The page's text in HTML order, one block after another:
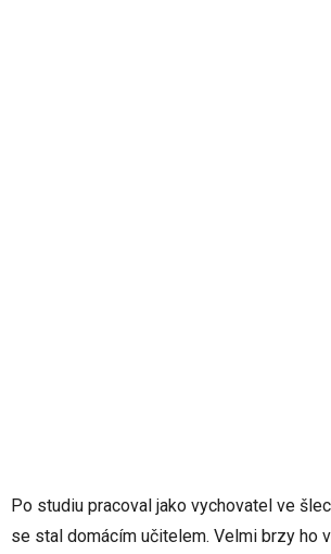
Po studiu pracoval jako vychovatel ve
se stal domácím učitelem. Velmi brzy ho